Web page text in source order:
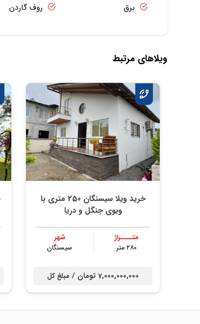
برق
روف گاردن
ویلاهای مرتبط
خرید ویلا سیسنگان 250 متری با
ویوی جنگل و دریا
متــــراژ
۲۸۰ متر
شهر
سیسنگان
7,000,000,000 تومان / مبلغ کل